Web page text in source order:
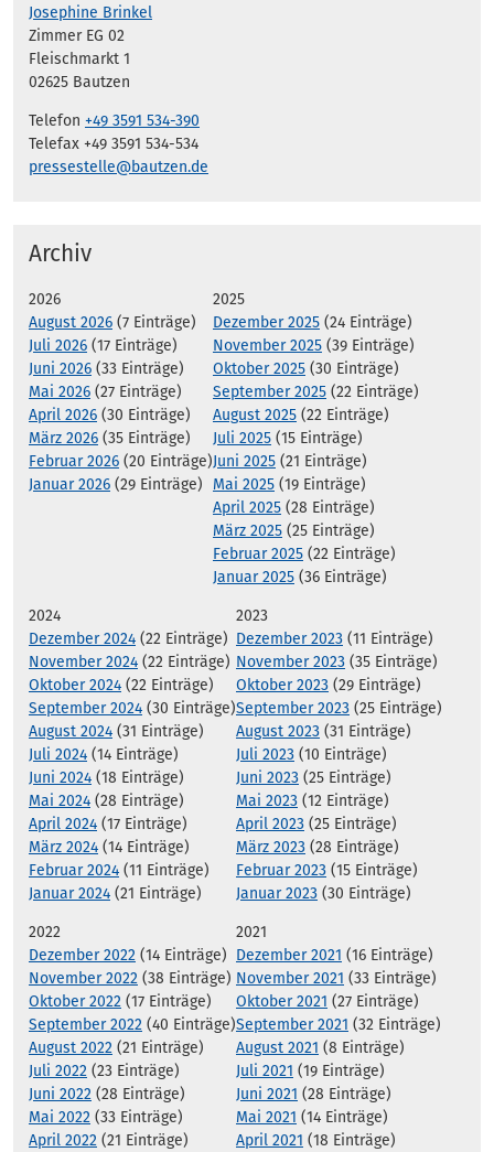
Josephine Brinkel
Zimmer EG 02
Fleischmarkt 1
02625 Bautzen
Telefon +49 3591 534-390
Telefax +49 3591 534-534
pressestelle@bautzen.de
Archiv
2026
August 2026 (7 Einträge)
Juli 2026 (17 Einträge)
Juni 2026 (33 Einträge)
Mai 2026 (27 Einträge)
April 2026 (30 Einträge)
März 2026 (35 Einträge)
Februar 2026 (20 Einträge)
Januar 2026 (29 Einträge)
2025
Dezember 2025 (24 Einträge)
November 2025 (39 Einträge)
Oktober 2025 (30 Einträge)
September 2025 (22 Einträge)
August 2025 (22 Einträge)
Juli 2025 (15 Einträge)
Juni 2025 (21 Einträge)
Mai 2025 (19 Einträge)
April 2025 (28 Einträge)
März 2025 (25 Einträge)
Februar 2025 (22 Einträge)
Januar 2025 (36 Einträge)
2024
Dezember 2024 (22 Einträge)
November 2024 (22 Einträge)
Oktober 2024 (22 Einträge)
September 2024 (30 Einträge)
August 2024 (31 Einträge)
Juli 2024 (14 Einträge)
Juni 2024 (18 Einträge)
Mai 2024 (28 Einträge)
April 2024 (17 Einträge)
März 2024 (14 Einträge)
Februar 2024 (11 Einträge)
Januar 2024 (21 Einträge)
2023
Dezember 2023 (11 Einträge)
November 2023 (35 Einträge)
Oktober 2023 (29 Einträge)
September 2023 (25 Einträge)
August 2023 (31 Einträge)
Juli 2023 (10 Einträge)
Juni 2023 (25 Einträge)
Mai 2023 (12 Einträge)
April 2023 (25 Einträge)
März 2023 (28 Einträge)
Februar 2023 (15 Einträge)
Januar 2023 (30 Einträge)
2022
Dezember 2022 (14 Einträge)
November 2022 (38 Einträge)
Oktober 2022 (17 Einträge)
September 2022 (40 Einträge)
August 2022 (21 Einträge)
Juli 2022 (23 Einträge)
Juni 2022 (28 Einträge)
Mai 2022 (33 Einträge)
April 2022 (21 Einträge)
2021
Dezember 2021 (16 Einträge)
November 2021 (33 Einträge)
Oktober 2021 (27 Einträge)
September 2021 (32 Einträge)
August 2021 (8 Einträge)
Juli 2021 (19 Einträge)
Juni 2021 (28 Einträge)
Mai 2021 (14 Einträge)
April 2021 (18 Einträge)